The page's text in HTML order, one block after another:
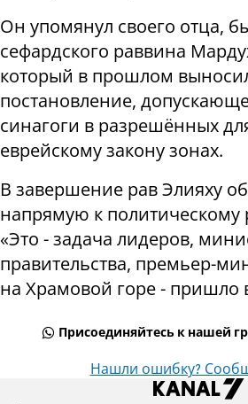
Он упомянул своего отца,
сефардского раввина
который в прошлом
постановление,
синагоги в разрешённых
еврейскому закону зонах.
В завершение рав Элияху
напрямую к политическому
«Это - задача лидеров,
правительства, премьер-
на Храмовой горе - пришло
Присоединяйтесь к нашей
Нашли ошибку?